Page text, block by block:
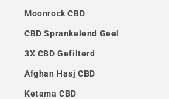
Moonrock CBD
CBD Sprankelend Geel
3X CBD Gefilterd
Afghan Hasj CBD
Ketama CBD